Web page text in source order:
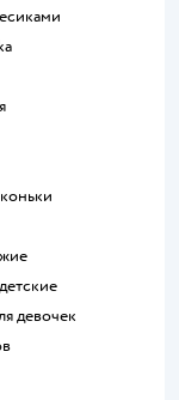
девочек